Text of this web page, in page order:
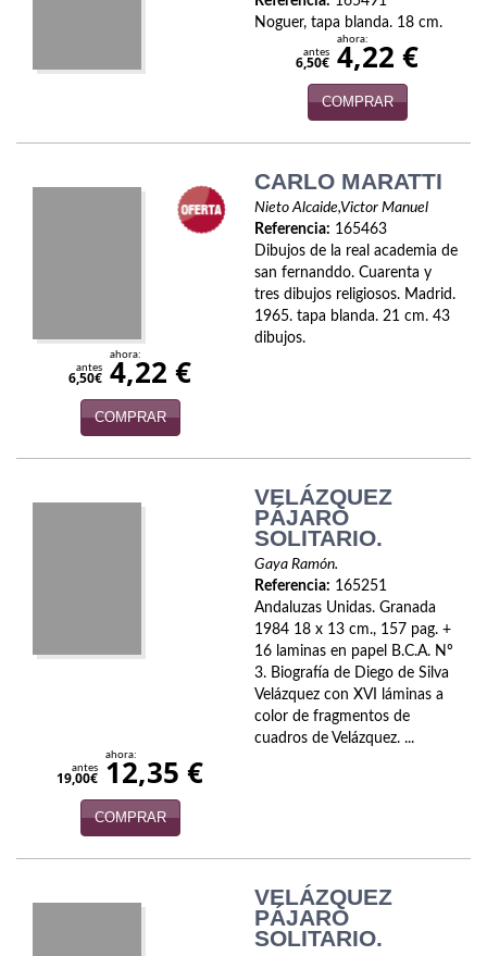
historia
Infantil y juvenil
Literatura fantástica
Literatura hispanoamericana
Local
Novela fantástica
Noguer, tapa blanda. 18 cm.
antes
6,50€
ahora:
4,22 €
COMPRAR
CARLO MARATTI
Nieto Alcaide,Victor Manuel
Referencia: 165463
Dibujos de la real academia de
san fernanddo. Cuarenta y
tres dibujos religiosos. Madrid.
1965. tapa blanda. 21 cm. 43
dibujos.
antes
6,50€
ahora:
4,22 €
COMPRAR
VELÁZQUEZ
PÁJARO
SOLITARIO.
Gaya Ramón.
Referencia: 165251
Andaluzas Unidas. Granada
1984 18 x 13 cm., 157 pag. +
16 laminas en papel B.C.A. Nº
3. Biografía de Diego de Silva
Velázquez con XVI láminas a
color de fragmentos de
cuadros de Velázquez. ...
antes
19,00€
ahora:
12,35 €
COMPRAR
VELÁZQUEZ
PÁJARO
SOLITARIO.